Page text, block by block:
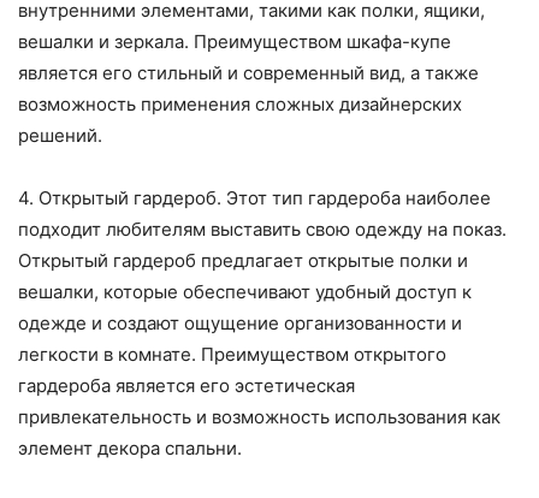
внутренними элементами, такими как полки, ящики,
вешалки и зеркала. Преимуществом шкафа-купе
является его стильный и современный вид, а также
возможность применения сложных дизайнерских
решений.
4. Открытый гардероб. Этот тип гардероба наиболее
подходит любителям выставить свою одежду на показ.
Открытый гардероб предлагает открытые полки и
вешалки, которые обеспечивают удобный доступ к
одежде и создают ощущение организованности и
легкости в комнате. Преимуществом открытого
гардероба является его эстетическая
привлекательность и возможность использования как
элемент декора спальни.